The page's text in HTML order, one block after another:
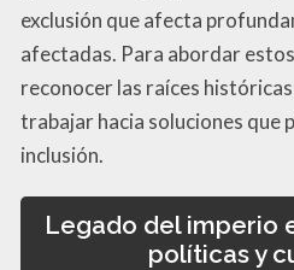
exclusión que afecta
afectadas. Para abordar
reconocer las raíces
trabajar hacia soluciones que
inclusión.
Legado del imperio
políticas y